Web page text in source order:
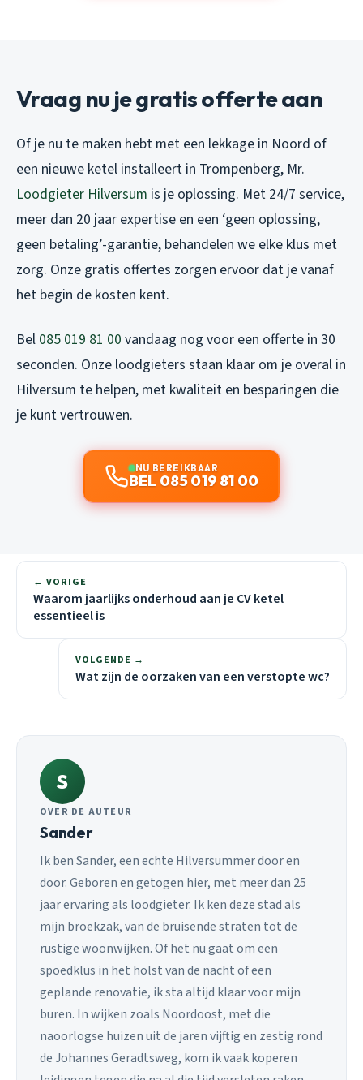
Vraag nu je gratis offerte aan
Of je nu te maken hebt met een lekkage in Noord of
een nieuwe ketel installeert in Trompenberg, Mr.
Loodgieter Hilversum is je oplossing. Met 24/7 service,
meer dan 20 jaar expertise en een ‘geen oplossing,
geen betaling’-garantie, behandelen we elke klus met
zorg. Onze gratis offertes zorgen ervoor dat je vanaf
het begin de kosten kent.
Bel 085 019 81 00 vandaag nog voor een offerte in 30
seconden. Onze loodgieters staan klaar om je overal in
Hilversum te helpen, met kwaliteit en besparingen die
je kunt vertrouwen.
NU BEREIKBAAR
BEL 085 019 81 00
← VORIGE
Waarom jaarlijks onderhoud aan je CV ketel
essentieel is
VOLGENDE →
Wat zijn de oorzaken van een verstopte wc?
S
OVER DE AUTEUR
Sander
Ik ben Sander, een echte Hilversummer door en
door. Geboren en getogen hier, met meer dan 25
jaar ervaring als loodgieter. Ik ken deze stad als
mijn broekzak, van de bruisende straten tot de
rustige woonwijken. Of het nu gaat om een
spoedklus in het holst van de nacht of een
geplande renovatie, ik sta altijd klaar voor mijn
buren. In wijken zoals Noordoost, met die
naoorlogse huizen uit de jaren vijftig en zestig rond
de Johannes Geradtsweg, kom ik vaak koperen